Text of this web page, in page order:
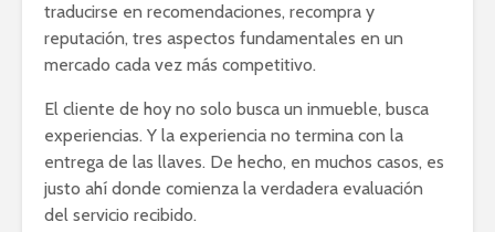
traducirse en recomendaciones, recompra y
reputación, tres aspectos fundamentales en un
mercado cada vez más competitivo.
El cliente de hoy no solo busca un inmueble, busca
experiencias. Y la experiencia no termina con la
entrega de las llaves. De hecho, en muchos casos, es
justo ahí donde comienza la verdadera evaluación
del servicio recibido.